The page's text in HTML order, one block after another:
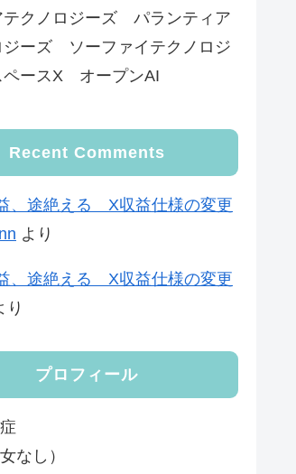
テクノロジーズ パランティア
ジーズ ソーファイテクノロジ
ースX オープンAI
Recent Comments
、途絶える X収益仕様の変更
より
、途絶える X収益仕様の変更
り
プロフィール
なし）